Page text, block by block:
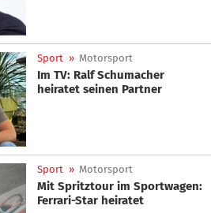
Sport » Motorsport
Im TV: Ralf Schumacher
heiratet seinen Partner
Sport » Motorsport
Mit Spritztour im Sportwagen:
Ferrari-Star heiratet